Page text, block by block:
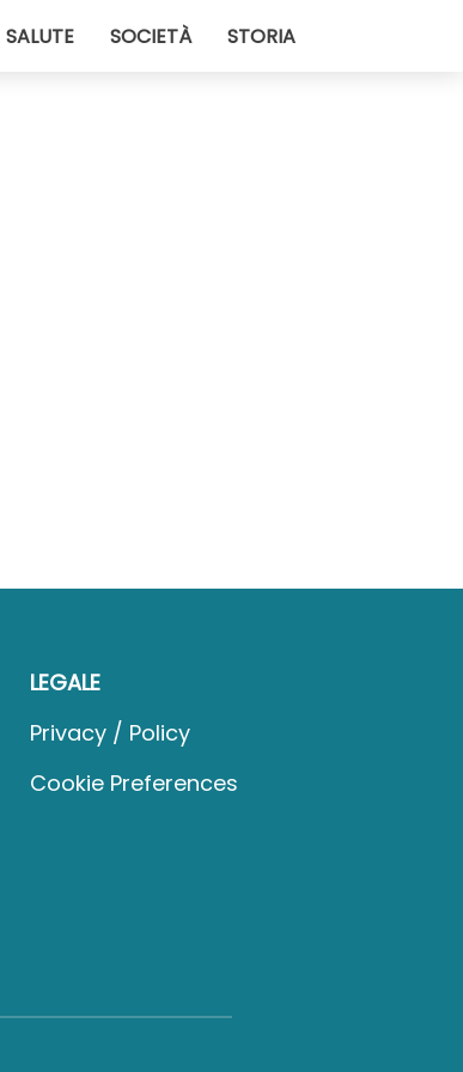
SALUTE SOCIETÀ STORIA
LEGALE
Privacy / Policy
Cookie Preferences